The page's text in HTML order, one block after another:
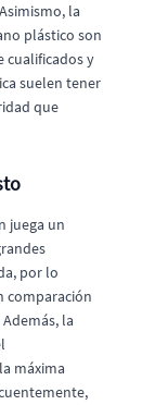
la
plástico son
cualificados y
suelen tener
que
juega un
por lo
comparación
la
máxima